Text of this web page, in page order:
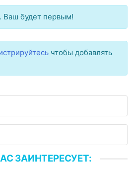
Ваш будет первым!
чтобы добавлять
ЗАИНТЕРЕСУЕТ: